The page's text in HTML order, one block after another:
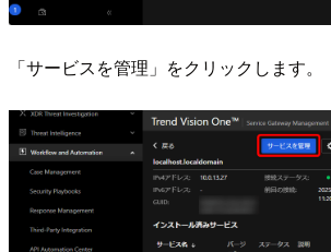
「サービスを管理」をクリックします。